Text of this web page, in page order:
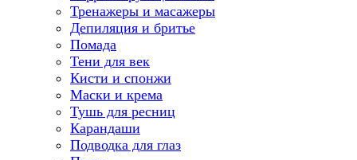
Тренажеры и масажеры
Депиляция и бритье
Помада
Тени для век
Кисти и спонжи
Маски и крема
Тушь для ресниц
Карандаши
Подводка для глаз